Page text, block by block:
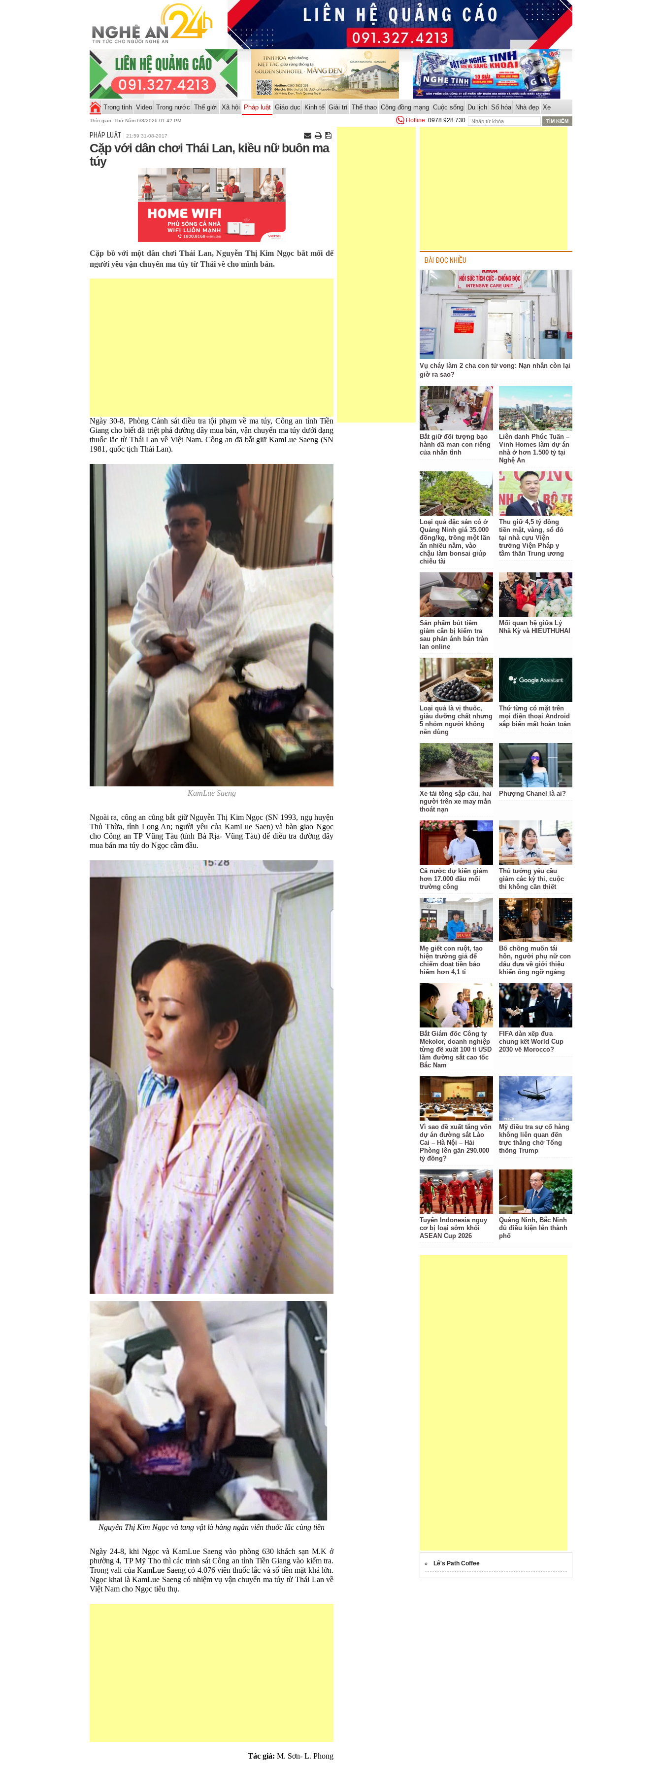
Trong tỉnh Video Trong nước Thế giới Xã hội Pháp luật Giáo dục Kinh tế Giải trí Thể thao Cộng đồng mạng Cuộc sống Du lịch Số hóa Nhà đẹp Xe
Thời gian: Thứ Năm 6/8/2026 01:42 PM Hotline: 0978.928.730
PHÁP LUẬT 21:59 31-08-2017
Cặp với dân chơi Thái Lan, kiều nữ buôn ma
túy
Cặp bồ với một dân chơi Thái Lan, Nguyễn Thị Kim Ngọc bắt mối để
người yêu vận chuyển ma túy từ Thái về cho mình bán.
Ngày 30-8, Phòng Cảnh sát điều tra tội phạm về ma túy, Công an tỉnh Tiền
Giang cho biết đã triệt phá đường dây mua bán, vận chuyển ma túy dưới dạng
thuốc lắc từ Thái Lan về Việt Nam. Công an đã bắt giữ KamLue Saeng (SN
1981, quốc tịch Thái Lan).
KamLue Saeng
Ngoài ra, công an cũng bắt giữ Nguyễn Thị Kim Ngọc (SN 1993, ngụ huyện
Thủ Thừa, tỉnh Long An; người yêu của KamLue Saen) và bàn giao Ngọc
cho Công an TP Vũng Tàu (tỉnh Bà Rịa- Vũng Tàu) để điều tra đường dây
mua bán ma túy do Ngọc cầm đầu.
Nguyễn Thị Kim Ngọc và tang vật là hàng ngàn viên thuốc lắc cùng tiền
Ngày 24-8, khi Ngọc và KamLue Saeng vào phòng 630 khách sạn M.K ở
phường 4, TP Mỹ Tho thì các trinh sát Công an tỉnh Tiền Giang vào kiểm tra.
Trong vali của KamLue Saeng có 4.076 viên thuốc lắc và số tiền mặt khá lớn.
Ngọc khai là KamLue Saeng có nhiệm vụ vận chuyển ma túy từ Thái Lan về
Việt Nam cho Ngọc tiêu thụ.
Tác giả: M. Sơn- L. Phong
BÀI ĐỌC NHIỀU
Vụ cháy làm 2 cha con tử vong: Nạn nhân còn lại
giờ ra sao?
Bắt giữ đối tượng bạo
hành dã man con riêng
của nhân tình
Liên danh Phúc Tuấn –
Vinh Homes làm dự án
nhà ở hơn 1.500 tỷ tại
Nghệ An
Loại quả đặc sản có ở
Quảng Ninh giá 35.000
đồng/kg, trồng một lần
ăn nhiều năm, vào
chậu làm bonsai giúp
chiêu tài
Thu giữ 4,5 tỷ đồng
tiền mặt, vàng, sổ đỏ
tại nhà cựu Viện
trưởng Viện Pháp y
tâm thần Trung ương
Sản phẩm bút tiêm
giảm cân bị kiểm tra
sau phản ánh bán tràn
lan online
Mối quan hệ giữa Lý
Nhã Kỳ và HIEUTHUHAI
Loại quả là vị thuốc,
giàu dưỡng chất nhưng
5 nhóm người không
nên dùng
Thứ từng có mặt trên
mọi điện thoại Android
sắp biến mất hoàn toàn
Xe tải tông sập cầu, hai
người trên xe may mắn
thoát nạn
Phượng Chanel là ai?
Cả nước dự kiến giảm
hơn 17.000 đầu mối
trường công
Thủ tướng yêu cầu
giảm các kỳ thi, cuộc
thi không cần thiết
Mẹ giết con ruột, tạo
hiện trường giả để
chiếm đoạt tiền bảo
hiểm hơn 4,1 tỉ
Bố chồng muốn tái
hôn, người phụ nữ con
dâu đưa về giới thiệu
khiến ông ngỡ ngàng
Bắt Giám đốc Công ty
Mekolor, doanh nghiệp
từng đề xuất 100 tỉ USD
làm đường sắt cao tốc
Bắc Nam
FIFA dàn xếp đưa
chung kết World Cup
2030 về Morocco?
Vì sao đề xuất tăng vốn
dự án đường sắt Lào
Cai – Hà Nội – Hải
Phòng lên gần 290.000
tỷ đồng?
Mỹ điều tra sự cố hàng
không liên quan đến
trực thăng chở Tổng
thống Trump
Tuyển Indonesia nguy
cơ bị loại sớm khỏi
ASEAN Cup 2026
Quảng Ninh, Bắc Ninh
đủ điều kiện lên thành
phố
Lê's Path Coffee